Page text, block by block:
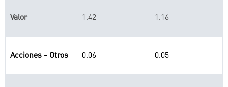
Valor 1.42 1.16
Acciones - Otros 0.06 0.05